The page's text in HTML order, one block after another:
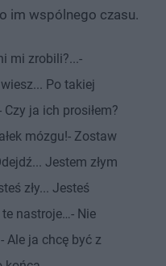
im wspólnego czasu.
mi zrobili?...-
Po takiej
ja ich prosiłem?
mózgu!- Zostaw
Jestem złym
zły... Jesteś
nastroje…- Nie
Ale ja chcę być z